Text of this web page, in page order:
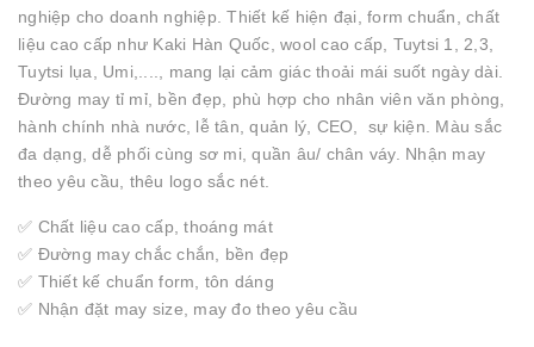
nghiệp cho doanh nghiệp. Thiết kế hiện đại, form chuẩn, chất
liệu cao cấp như Kaki Hàn Quốc, wool cao cấp, Tuytsi 1, 2,3,
Tuytsi lụa, Umi,...., mang lại cảm giác thoải mái suốt ngày dài.
Đường may tỉ mỉ, bền đẹp, phù hợp cho nhân viên văn phòng,
hành chính nhà nước, lễ tân, quản lý, CEO, sự kiện. Màu sắc
đa dạng, dễ phối cùng sơ mi, quần âu/ chân váy. Nhận may
theo yêu cầu, thêu logo sắc nét.
✅ Chất liệu cao cấp, thoáng mát
✅ Đường may chắc chắn, bền đẹp
✅ Thiết kế chuẩn form, tôn dáng
✅ Nhận đặt may size, may đo theo yêu cầu